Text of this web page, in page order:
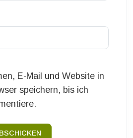
E-Mail und Website in
speichern, bis ich